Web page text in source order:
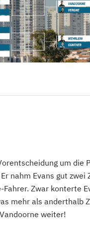
um die
nahm Evans gut zwei
Fahrer. Zwar konterte
mehr als anderthalb
weiter!